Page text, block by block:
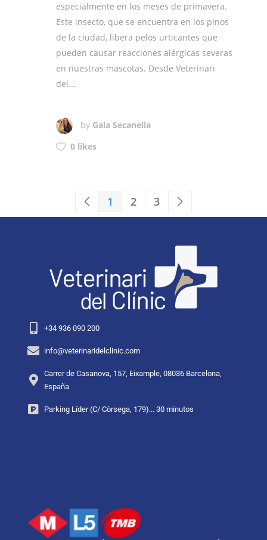
especialmente en los meses de primavera.
Este insecto, que se encuentra en los pinos
de la ciudad, libera pelos urticantes que
pueden causar reacciones alérgicas severas
en nuestras mascotas. Desde Veterinari
del...
by Gala Secanella
0 likes
1 2 3
+34 936 090 200
info@veterinaridelclinic.com
Carrer de Casanova, 157, Eixample, 08036 Barcelona,
España
Parking Líder (C/ Còrsega, 179)... 30 minutos